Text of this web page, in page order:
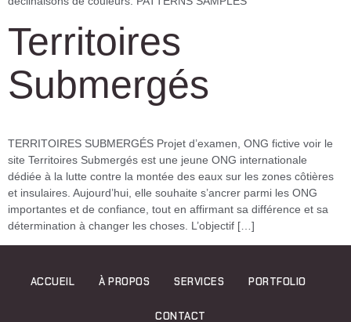
Territoires
Submergés
TERRITOIRES SUBMERGÉS Projet d’examen, ONG fictive voir le
site Territoires Submergés est une jeune ONG internationale
dédiée à la lutte contre la montée des eaux sur les zones côtières
et insulaires. Aujourd’hui, elle souhaite s’ancrer parmi les ONG
importantes et de confiance, tout en affirmant sa différence et sa
détermination à changer les choses. L’objectif […]
ACCUEIL À PROPOS SERVICES PORTFOLIO
CONTACT